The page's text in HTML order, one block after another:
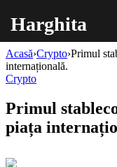
Harghita
Acasă›Crypto›Primul
internațională.
Crypto
Primul
piața